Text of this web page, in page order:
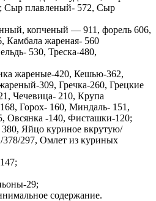
Сыр плавленый- 572, Сыр
копченый — 911, форель 606,
Камбала жареная- 560
530, Треска-480,
жареные-420, Кешью-362,
309, Гречка-260, Грецкие
Чечевица- 210, Крупа
Горох- 160, Миндаль- 151,
Овсянка -140, Фисташки-120;
Яйцо куриное вкрутую/
378/297, Омлет из куриных
29;
содержание.